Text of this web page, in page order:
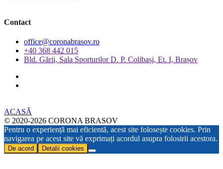
Contact
office@coronabrasov.ro
+40 368 442 015
Bld. Gării, Sala Sporturilor D. P. Colibași, Et. I, Brașov
ACASĂ
© 2020-2026 CORONA BRASOV
Pentru o experiență mai eficientă, acest site folosește cookies. Prin
navigarea pe acest site vă exprimați acordul asupra folosirii acestora.
De acord Detalii cookies